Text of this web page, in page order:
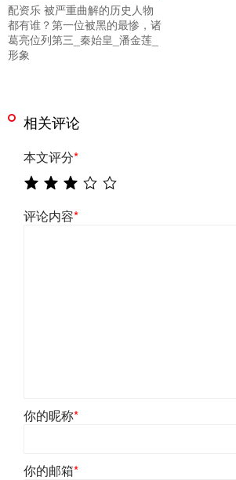
配资乐 被严重曲解的历史人物
都有谁？第一位被黑的最惨，诸
葛亮位列第三_秦始皇_潘金莲_
形象
相关评论
本文评分*
评论内容*
你的昵称*
你的邮箱*